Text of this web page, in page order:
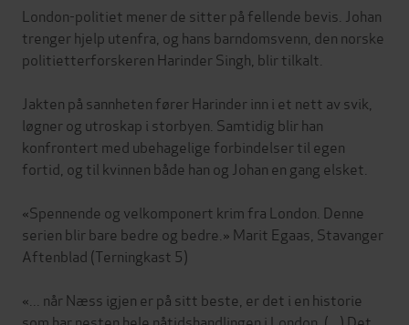
London-politiet mener de sitter på fellende bevis. Johan
trenger hjelp utenfra, og hans barndomsvenn, den norske
politietterforskeren Harinder Singh, blir tilkalt.
Jakten på sannheten fører Harinder inn i et nett av svik,
løgner og utroskap i storbyen. Samtidig blir han
konfrontert med ubehagelige forbindelser til egen
fortid, og til kvinnen både han og Johan en gang elsket.
«Spennende og velkomponert krim fra London. Denne
serien blir bare bedre og bedre.» Marit Egaas, Stavanger
Aftenblad (Terningkast 5)
«... når Næss igjen er på sitt beste, er det i en historie